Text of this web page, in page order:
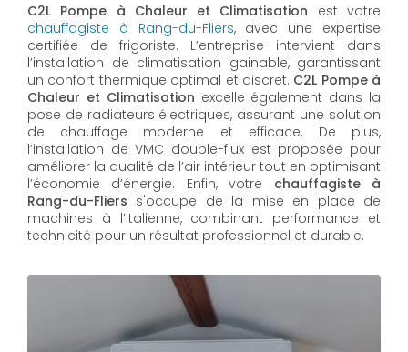
C2L Pompe à Chaleur et Climatisation est votre
chauffagiste à Rang-du-Fliers, avec une expertise
certifiée de frigoriste. L’entreprise intervient dans
l’installation de climatisation gainable, garantissant
un confort thermique optimal et discret. C2L Pompe à
Chaleur et Climatisation excelle également dans la
pose de radiateurs électriques, assurant une solution
de chauffage moderne et efficace. De plus,
l’installation de VMC double-flux est proposée pour
améliorer la qualité de l’air intérieur tout en optimisant
l’économie d’énergie. Enfin, votre chauffagiste à
Rang-du-Fliers s'occupe de la mise en place de
machines à l’Italienne, combinant performance et
technicité pour un résultat professionnel et durable.